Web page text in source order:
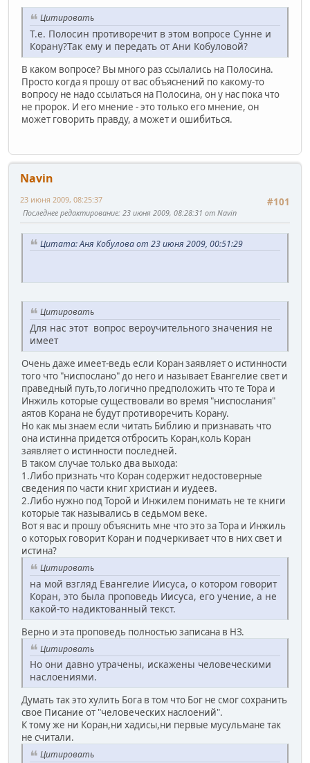
Цитировать
Т.е. Полосин противоречит в этом вопросе Сунне и
Корану?Так ему и передать от Ани Кобуловой?
В каком вопросе? Вы много раз ссылались на Полосина.
Просто когда я прошу от вас объяснений по какому-то
вопросу не надо ссылаться на Полосина, он у нас пока что
не пророк. И его мнение - это только его мнение, он
может говорить правду, а может и ошибиться.
Navin
#101
23 июня 2009, 08:25:37
Последнее редактирование: 23 июня 2009, 08:28:31 от Navin
Цитата: Аня Кобулова от 23 июня 2009, 00:51:29
Цитировать
Для нас этот вопрос вероучительного значения не
имеет
Очень даже имеет-ведь если Коран заявляет о истинности
того что "ниспослано" до него и называет Евангелие свет и
праведный путь,то логично предположить что те Тора и
Инжиль которые существовали во время "ниспослания"
аятов Корана не будут противоречить Корану.
Но как мы знаем если читать Библию и признавать что
она истинна придется отбросить Коран,коль Коран
заявляет о истинности последней.
В таком случае только два выхода:
1.Либо признать что Коран содержит недостоверные
сведения по части книг христиан и иудеев.
2.Либо нужно под Торой и Инжилем понимать не те книги
которые так назывались в седьмом веке.
Вот я вас и прошу объяснить мне что это за Тора и Инжиль
о которых говорит Коран и подчеркивает что в них свет и
истина?
Цитировать
на мой взгляд Евангелие Иисуса, о котором говорит
Коран, это была проповедь Иисуса, его учение, а не
какой-то надиктованный текст.
Верно и эта проповедь полностью записана в НЗ.
Цитировать
Но они давно утрачены, искажены человеческими
наслоениями.
Думать так это хулить Бога в том что Бог не смог сохранить
свое Писание от "человеческих наслоений".
К тому же ни Коран,ни хадисы,ни первые мусульмане так
не считали.
Цитировать